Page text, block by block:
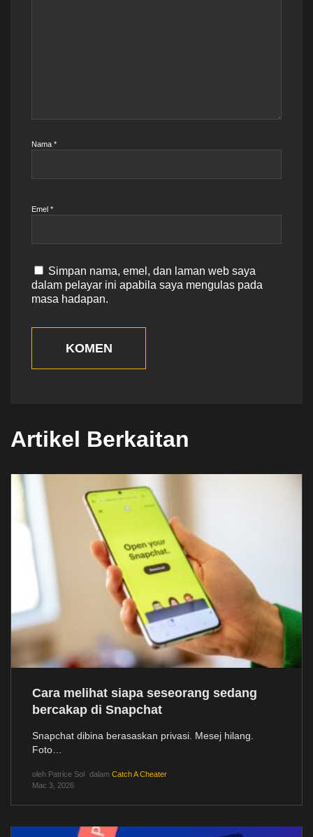
Nama *
Emel *
Simpan nama, emel, dan laman web saya
dalam pelayar ini apabila saya mengulas pada
masa hadapan.
KOMEN
Artikel Berkaitan
Cara melihat siapa seseorang sedang
bercakap di Snapchat
Snapchat dibina berasaskan privasi. Mesej hilang.
Foto…
oleh Patrice Sol dalam Catch A Cheater
Mac 3, 2026